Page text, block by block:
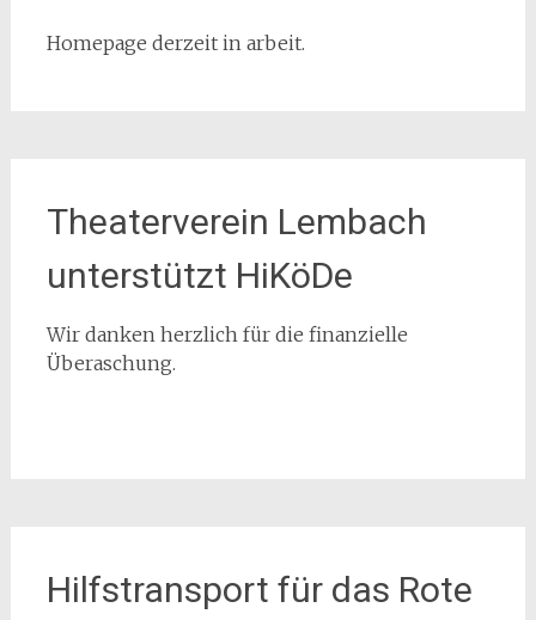
Homepage derzeit in arbeit.
Theaterverein Lembach
unterstützt HiKöDe
Wir danken herzlich für die finanzielle
Überaschung.
Hilfstransport für das Rote